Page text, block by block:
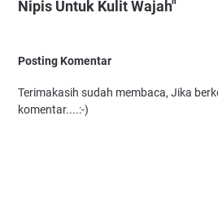
Nipis Untuk Kulit Wajah"
Posting Komentar
Terimakasih sudah membaca, Jika
komentar....:-)